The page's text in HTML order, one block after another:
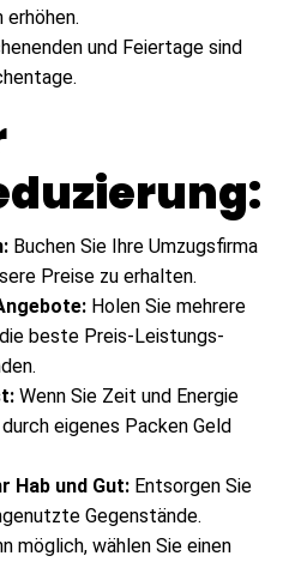
erhöhen.
und Feiertage sind
Buchen Sie Ihre Umzugsfirma
Preise zu erhalten.
Holen Sie mehrere
beste Preis-Leistungs-
Wenn Sie Zeit und Energie
eigenes Packen Geld
Hab und Gut: Entsorgen Sie
Gegenstände.
möglich, wählen Sie einen